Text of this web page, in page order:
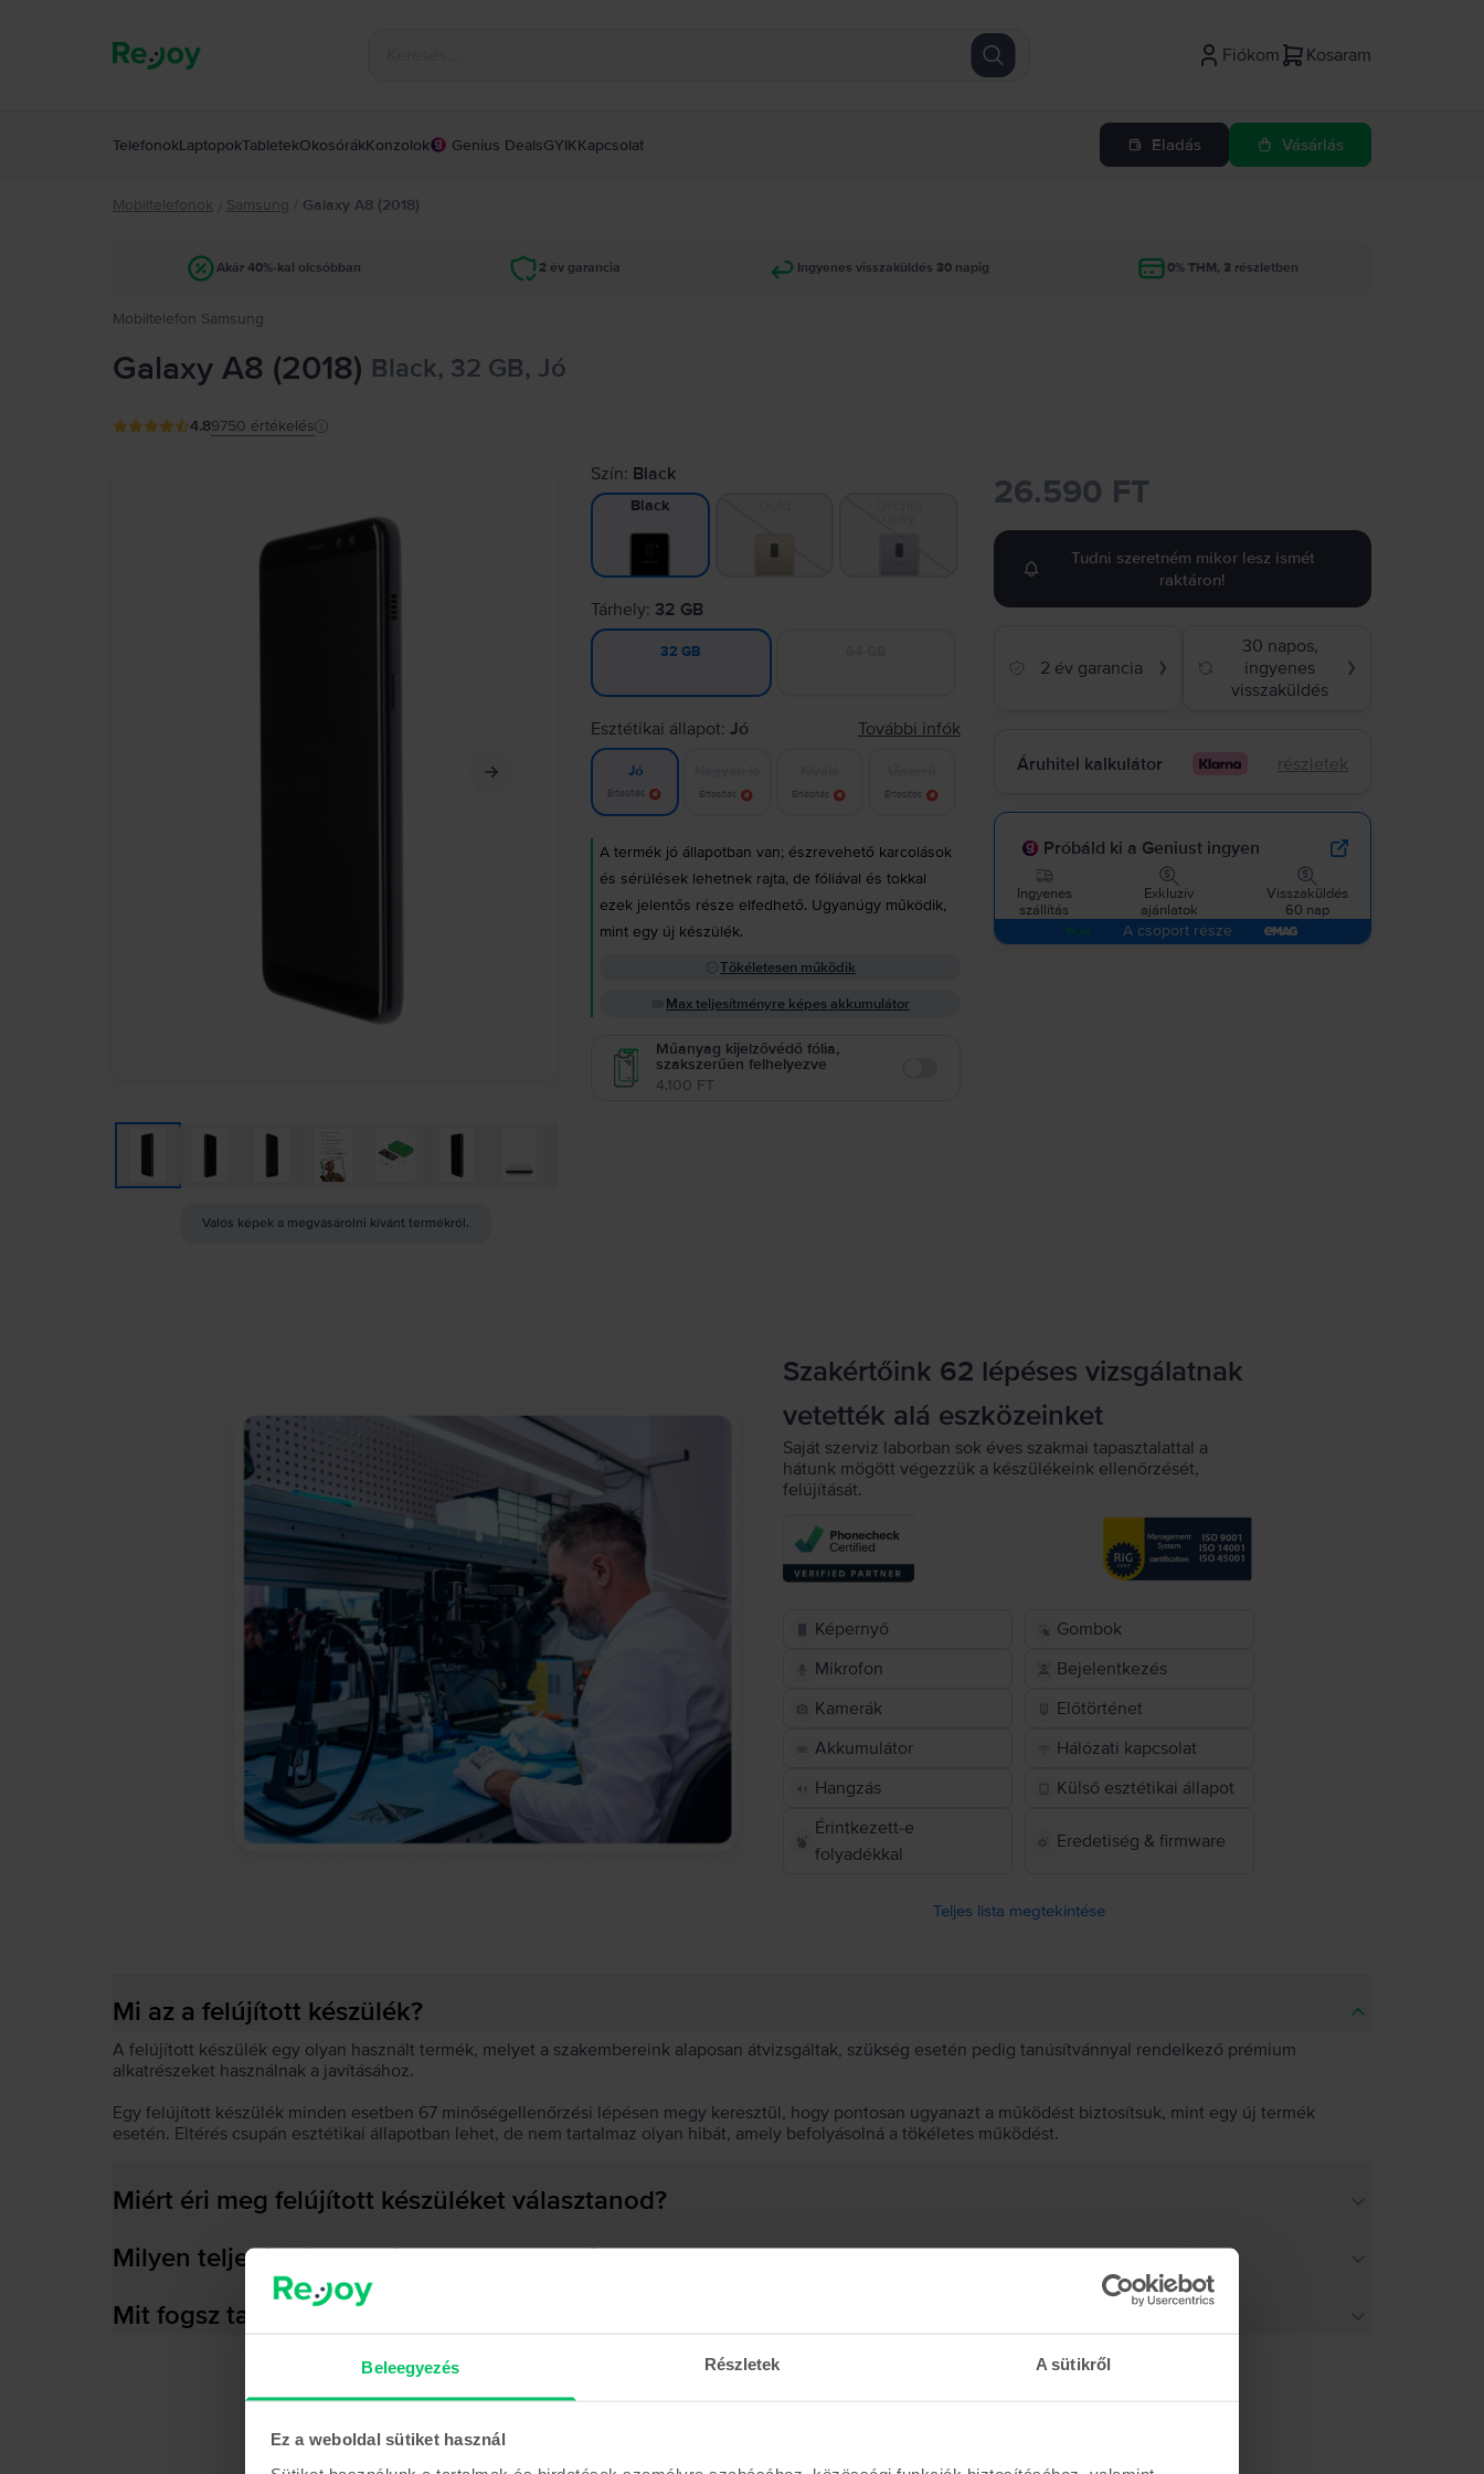
Beleegyezés Részletek A sütikről
Ez a weboldal sütiket használ
Fiókom Kosaram
TelefonokLaptopokTabletekOkosórákKonzolok Genius DealsGYIKKapcsolat Eladás Vásárlás
Mobiltelefonok / Samsung / Galaxy A8 (2018)
Akár 40%-kal olcsóbban 2 év garancia Ingyenes visszaküldés 30 napig 0% THM, 3 részletben
Mobiltelefon Samsung
Galaxy A8 (2018) Black, 32 GB, Jó
4.89750 értékelés
Valós képek a megvásárolni kívánt termékről.
Szín: Black
Black
Tárhely: 32 GB
32 GB
Esztétikai állapot:Jó További infók
Jó
Értesítés Értesítés Értesítés Értesítés
A termék jó állapotban van; észrevehető karcolások
és sérülések lehetnek rajta, de fóliával és tokkal
ezek jelentős része elfedhető. Ugyanúgy működik,
mint egy új készülék.
Tökéletesen működik
Max teljesítményre képes akkumulátor
Műanyag kijelzővédő fólia,
szakszerűen felhelyezve
4.100 FT
26.590 FT
Tudni szeretném mikor lesz ismét
raktáron!
2 év garancia ❯
30 napos,
ingyenes
visszaküldés
❯
Áruhitel kalkulátor részletek
Próbáld ki a Geniust ingyen
Ingyenes
szállítás
Exkluzív
ajánlatok
Visszaküldés
60 nap
A csoport része
Szakértőink 62 lépéses vizsgálatnak
vetették alá eszközeinket
Saját szerviz laborban sok éves szakmai tapasztalattal a
hátunk mögött végezzük a készülékeink ellenőrzését,
felújítását.
Képernyő
Gombok
Mikrofon
Bejelentkezés
Kamerák
Előtörténet
Akkumulátor
Hálózati kapcsolat
Hangzás
Külső esztétikai állapot
Érintkezett-e
folyadékkal
Eredetiség & firmware
Teljes lista megtekintése
Mi az a felújított készülék?
A felújított készülék egy olyan használt termék, melyet a szakembereink alaposan átvizsgáltak, szükség esetén pedig tanúsítvánnyal rendelkező prémium
alkatrészeket használnak a javításához.
Egy felújított készülék minden esetben 67 minőségellenőrzési lépésen megy keresztül, hogy pontosan ugyanazt a működést biztosítsuk, mint egy új termék
esetén. Eltérés csupán esztétikai állapotban lehet, de nem tartalmaz olyan hibát, amely befolyásolná a tökéletes működést.
Miért éri meg felújított készüléket választanod?
Milyen teljesítményre képes az akkumulátor?
Mit fogsz találni a dobozban?